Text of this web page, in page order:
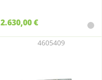
2.630,00 €
4605409